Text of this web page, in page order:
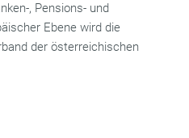
, Pensions- und
Ebene wird die
der österreichischen